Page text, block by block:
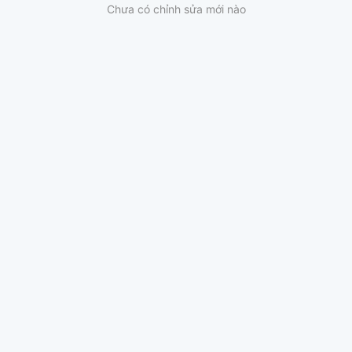
Chưa có chỉnh sửa mới nào